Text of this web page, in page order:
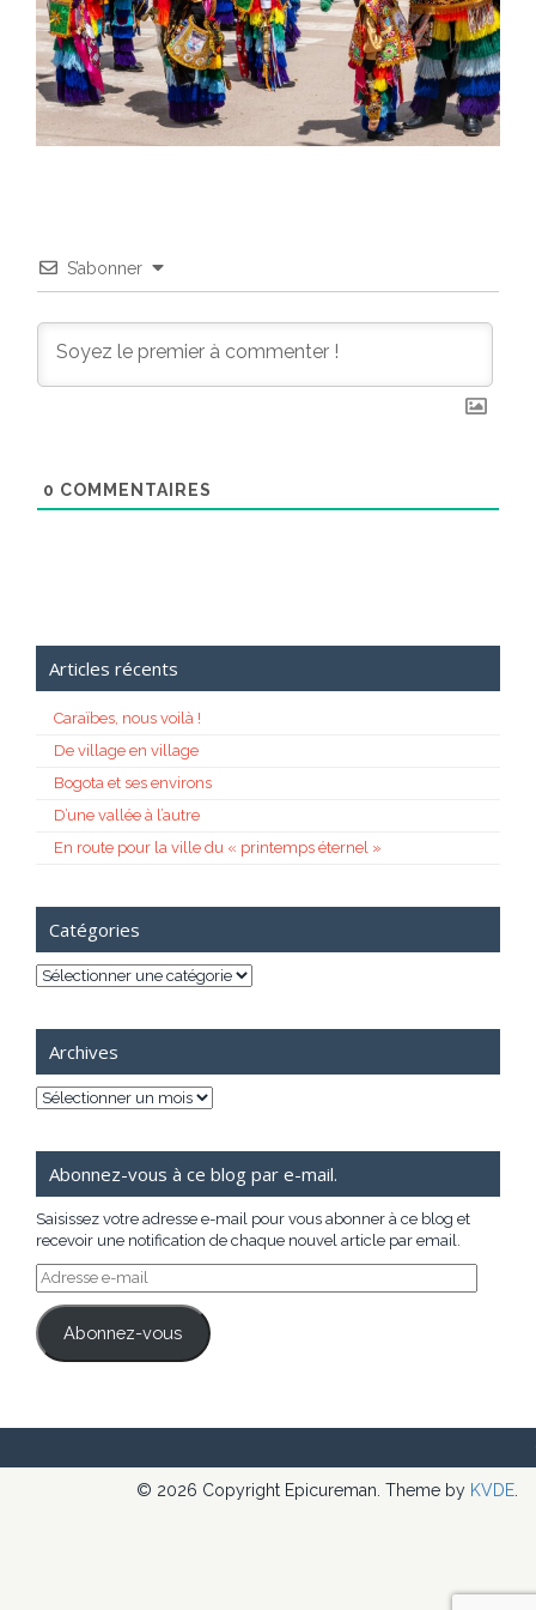
S’abonner
0 COMMENTAIRES
Articles récents
Caraïbes, nous voilà !
De village en village
Bogota et ses environs
D’une vallée à l’autre
En route pour la ville du « printemps éternel »
Catégories
Catégories
Archives
Archives
Abonnez-vous à ce blog par e-mail.
Saisissez votre adresse e-mail pour vous abonner à ce blog et
recevoir une notification de chaque nouvel article par email.
Adresse
e-
mail
Abonnez-vous
© 2026 Copyright Epicureman. Theme by KVDE